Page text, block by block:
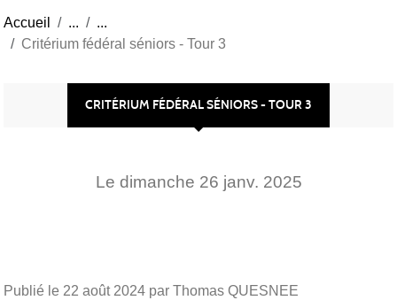
53
Accueil
Critérium fédéral séniors - Tour 3
CRITÉRIUM FÉDÉRAL SÉNIORS - TOUR 3
Le dimanche 26 janv. 2025
Publié le 22 août 2024 par Thomas QUESNEE